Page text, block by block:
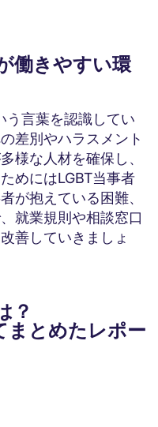
働きやすい環
う言葉を認識してい
差別やハラスメント
様な人材を確保し、
めにはLGBT当事者
が抱えている困難、
就業規則や相談窓口
善していきましょ
？
まとめたレポー